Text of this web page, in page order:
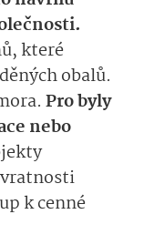
které
obalů.
Pro byly
nebo
k cenné